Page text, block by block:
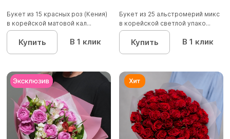
Букет из 15 красных роз (Кения)
в корейской матовой кал...
Купить В 1 клик
Букет из 25 альстромерий микс
в корейской светлой упако...
Купить В 1 клик